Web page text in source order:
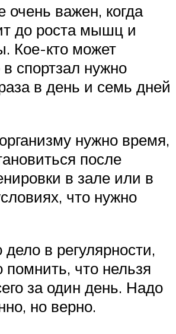
очень важен, когда
до роста мышц и
Кое-кто может
спортзал нужно
в день и семь дней
нужно время,
после
в зале или в
что нужно
дело в регулярности,
что нельзя
за один день. Надо
но верно.